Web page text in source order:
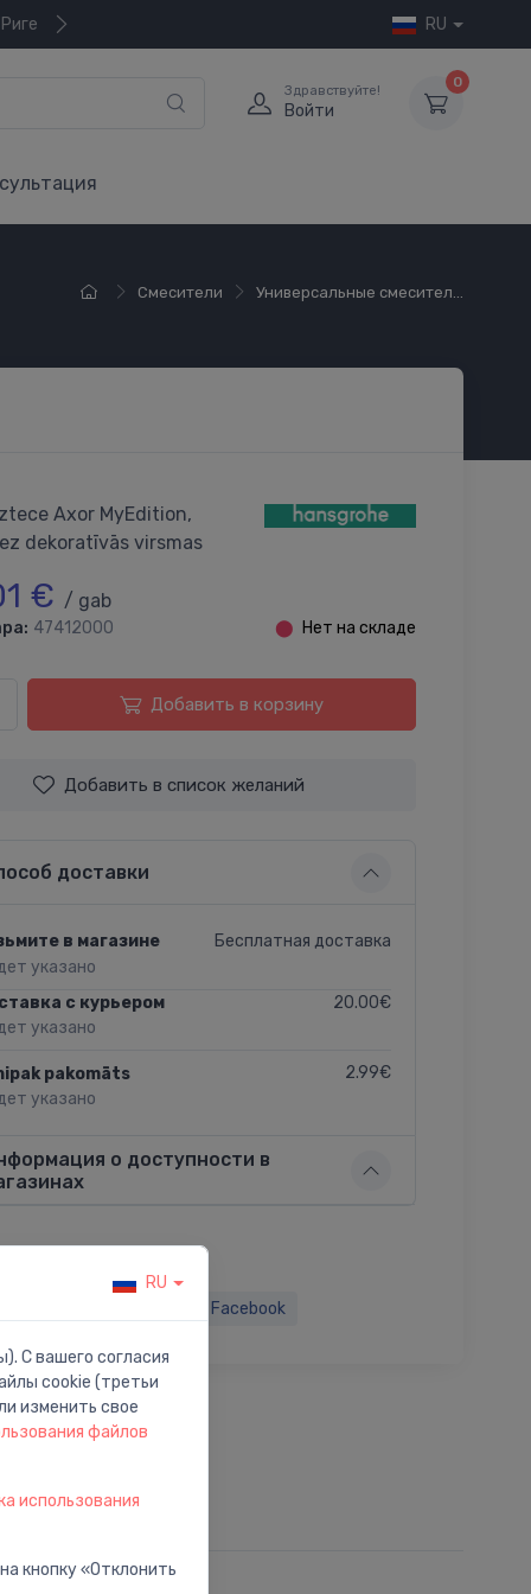
RU
Здравствуйте!
Войти
0
Смесители Универсальные смесител...
Axor MyEdition,
dekoratīvās virsmas
€ / gab
47412000 ⬤ Нет на складе
Добавить в корзину
Добавить в список желаний
доставки
в магазине
указано
Бесплатная доставка
с курьером
указано
20.00€
pakomāts
указано
2.99€
о доступности в
Facebook
RU
С вашего согласия
cookie (третьи
изменить свое
файлов
использования
кнопку «Отклонить